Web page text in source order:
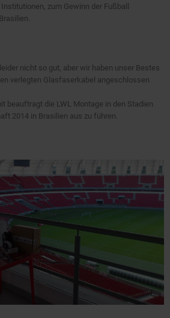
zum Gewinn der Fußball
nicht so gut, aber wir haben unser Bestes
verlegten Glasfaserkabel angeschlossen
beauftragt die LWL Montage in den Stadien
2014 in Brasilien aus zu führen.